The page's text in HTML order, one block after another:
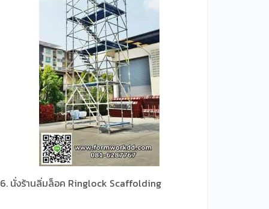
6. นั่งร้านลิ่มล็อค Ringlock Scaffolding